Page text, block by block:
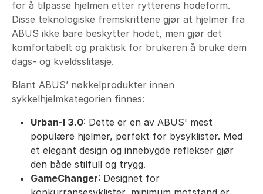
for å tilpasse hjelmen etter rytterens hodeform.
Disse teknologiske fremskrittene gjør at hjelmer fra
ABUS ikke bare beskytter hodet, men gjør det
komfortabelt og praktisk for brukeren å bruke dem
dags- og kveldsslitasje.
Blant ABUS’ nøkkelprodukter innen
sykkelhjelmkategorien finnes:
Urban-I 3.0: Dette er en av ABUS' mest
populære hjelmer, perfekt for bysyklister. Med
et elegant design og innebygde reflekser gjør
den både stilfull og trygg.
GameChanger: Designet for